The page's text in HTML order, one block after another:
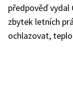
předpověď
zbytek letních
ochlazovat,